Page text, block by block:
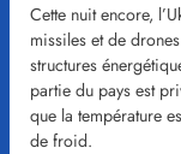
Cette nuit encore,
missiles et de
structures
partie du pays est
que la température
de froid.